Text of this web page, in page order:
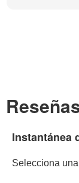
Instantánea
Selecciona